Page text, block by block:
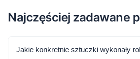
Najczęściej zadawane
Jakie konkretnie sztuczki wykonały